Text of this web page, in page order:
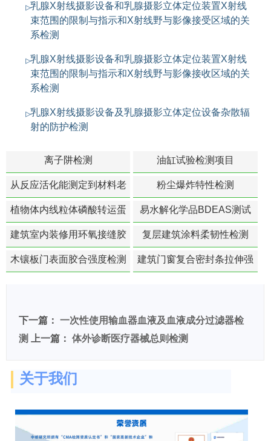
乳腺X射线摄影设备和乳腺摄影立体定位装置X射线
束范围的限制与指示和X射线野与影像接受区域的关
系检测
乳腺X射线摄影设备和乳腺摄影立体定位装置X射线
束范围的限制与指示和X射线野与影像接收区域的关
系检测
乳腺X射线摄影设备及乳腺摄影立体定位设备杂散辐
射的防护检测
离子阱检测 油缸试验检测项目
从反应活化能测定到材料老
化寿命预测的经典模型
粉尘爆炸特性检测
植物体内线粒体磷酸转运蛋
白活性检测
易水解化学品BDEAS测试
建筑室内装修用环氧接缝胶
苯含量检测
复层建筑涂料柔韧性检测
木镶板门表面胶合强度检测
建筑门窗复合密封条拉伸强
下一篇： 一次性使用输血器血液及血液成分过滤器检
测
上一篇： 体外诊断医疗器械总则检测
关于我们